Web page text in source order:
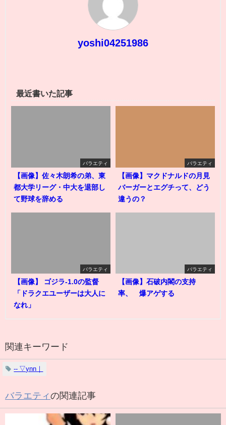
yoshi04251986
最近書いた記事
バラエティ
【画像】佐々木朗希の弟、東
都大学リーグ・中大を退部し
て野球を辞める
バラエティ
【画像】マクドナルドの月見
バーガーとエグチって、どう
違うの？
バラエティ
【画像】 ゴジラ-1.0の監督
「ドラクエユーザーは大人に
なれ」
バラエティ
【画像】石破内閣の支持
率、 爆アゲする
関連キーワード
‐‐ ▽ynn｜
バラエティ の関連記事